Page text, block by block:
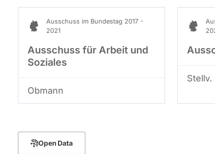
Ausschuss im Bundestag 2017 -
2021
Ausschuss für Arbeit und
Soziales
Obmann
Stellv.
Open Data